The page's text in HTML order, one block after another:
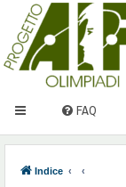
FAQ
Indice